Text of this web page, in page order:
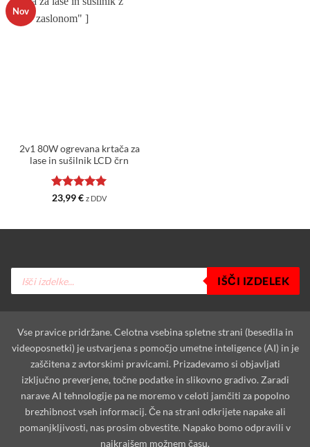
Nov
2v1 80W ogrevana krtača za
lase in sušilnik LCD črn
Ocenjeno5
23,99€ z DDV
Products
search
IŠČI IZDELEK
Vse pravice pridržane. Celotna vsebina spletne strani (besedila in
videoposnetki) je ustvarjena s pomočjo umetne inteligence (AI) in je
zaščitena z avtorskimi pravicami. Prizadevamo si objavljati
izključno preverjene, točne podatke in slikovno gradivo. Zaradi
narave AI tehnologije pa ne moremo v celoti jamčiti za popolno
brezhibnost vseh informacij. Če na strani odkrijete napake ali
pomanjkljivosti, nas prosim obvestite. Napako bomo odpravili v
najkrajšem možnem času.